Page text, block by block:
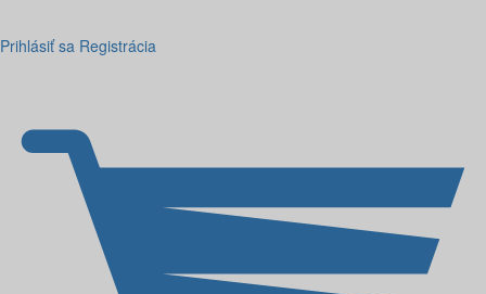
Prihlásiť sa Registrácia